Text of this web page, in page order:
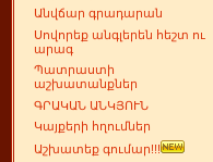
Անվճար գրադարան
Սովորեք անգլերեն հեշտ ու
արագ
Պատրաստի
աշխատանքներ
ԳՐԱԿԱՆ ԱՆԿՅՈՒՆ
Կայքերի հղումներ
Աշխատեք գումար!!!